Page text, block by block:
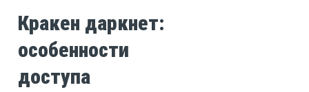
Кракен даркнет:
особенности
доступа